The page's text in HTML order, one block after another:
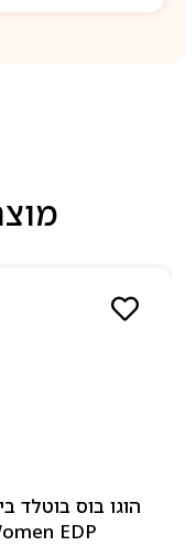
Bottled Beyond for Women EDP